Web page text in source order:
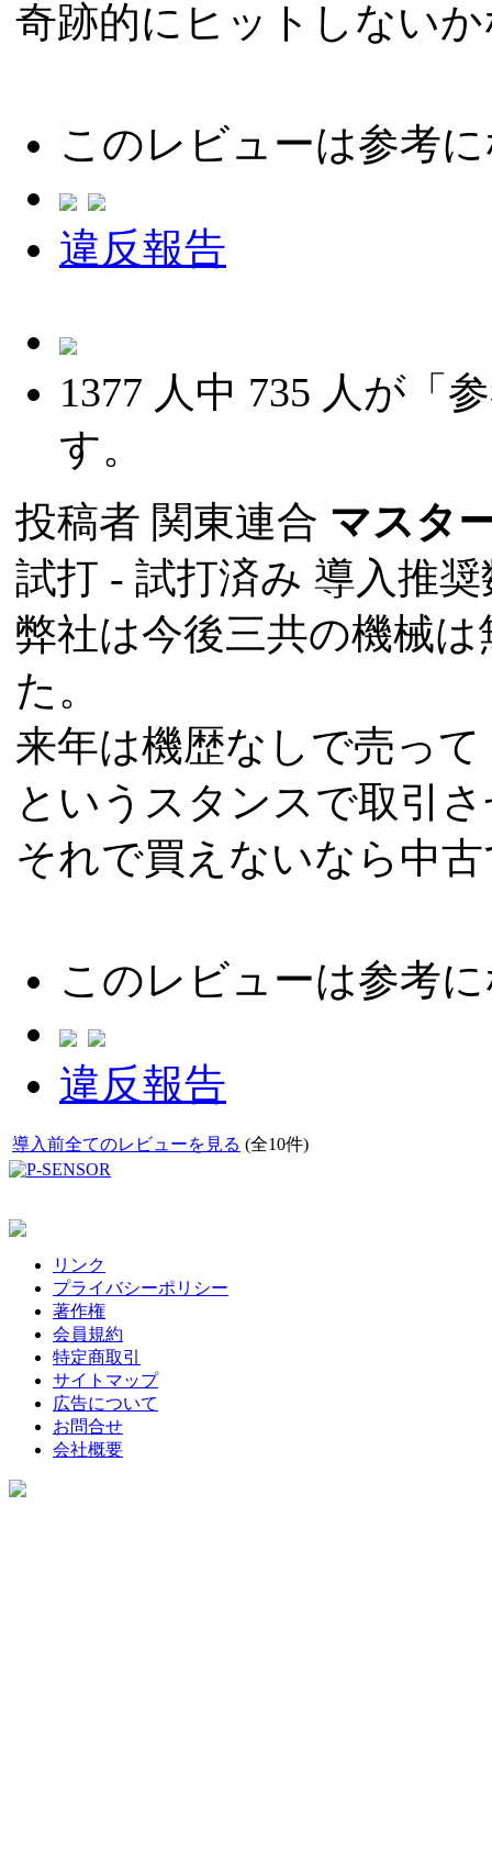
奇跡的にヒットしない
このレビューは参考
違反報告
1377 人中 735 人が「
す。
投稿者 関東連合 マスタ
試打 - 試打済み 導入推
弊社は今後三共の機械
た。
来年は機歴なしで売っ
というスタンスで取引
それで買えないなら中
このレビューは参考
違反報告
導入前全てのレビューを見る (全10件)
リンク
プライバシーポリシー
著作権
会員規約
特定商取引
サイトマップ
広告について
お問合せ
会社概要